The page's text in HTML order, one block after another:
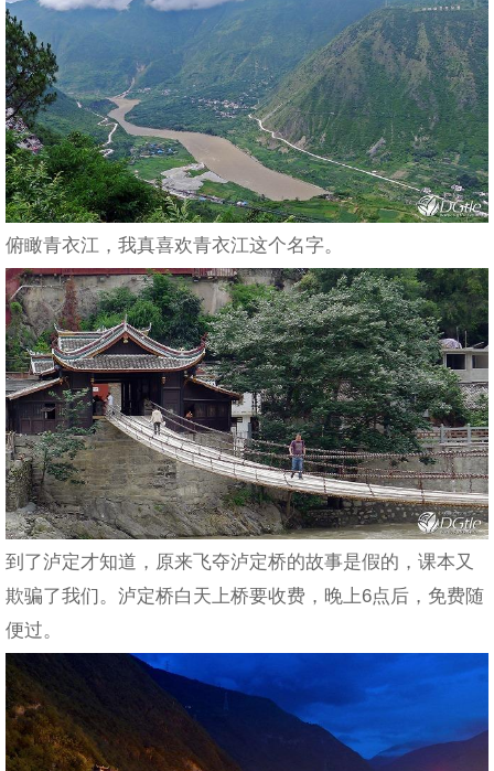
俯瞰青衣江，我真喜欢青衣江这个名字。
到了泸定才知道，原来飞夺泸定桥的故事是假的，课本又
欺骗了我们。泸定桥白天上桥要收费，晚上6点后，免费随
便过。